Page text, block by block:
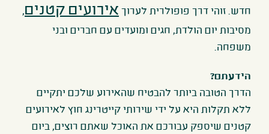
חדש. זוהי דרך פופולרית לערוך אירועים קטנים,
מסיבות יום הולדת, חגים ומועדים עם חברים ובני
משפחה.
הידעתם?
הדרך הטובה ביותר להבטיח שהאירוע שלכם יתקיים
ללא תקלות היא על ידי שירותי קייטרינג חוץ לאירועים
קטנים שיספק עבורכם את האוכל שאתם רוצים, ביום